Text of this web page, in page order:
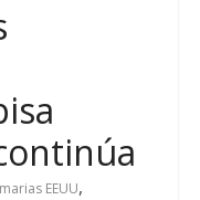
EEUU,